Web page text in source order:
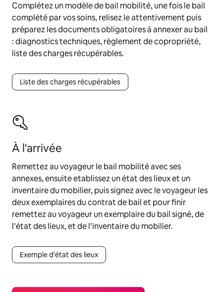
Complétez un modèle de bail mobilité, une fois le bail
complété par vos soins, relisez le attentivement puis
préparez les documents obligatoires à annexer au bail
: diagnostics techniques, règlement de copropriété,
liste des charges récupérables.
Liste des charges récupérables
À l'arrivée
Remettez au voyageur le bail mobilité avec ses
annexes, ensuite etablissez un état des lieux et un
inventaire du mobilier, puis signez avec le voyageur les
deux exemplaires du contrat de bail et pour finir
remettez au voyageur un exemplaire du bail signé, de
l’état des lieux, et de l’inventaire du mobilier.
Exemple d'état des lieux